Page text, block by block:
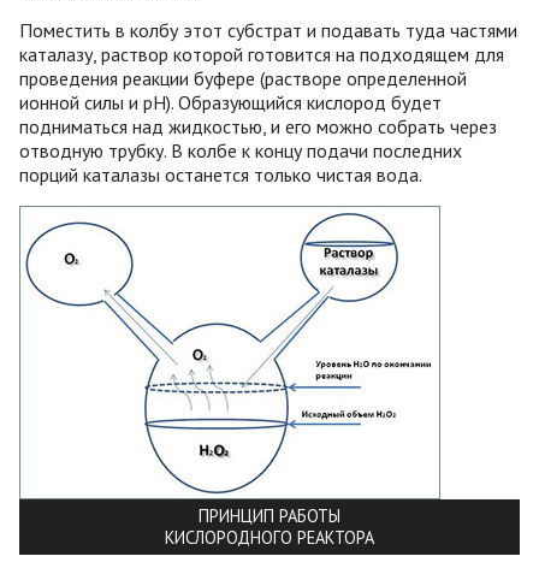
Поместить в колбу этот субстрат и подавать туда частями
каталазу, раствор которой готовится на подходящем для
проведения реакции буфере (растворе определенной
ионной силы и рН). Образующийся кислород будет
подниматься над жидкостью, и его можно собрать через
отводную трубку. В колбе к концу подачи последних
порций каталазы останется только чистая вода.
ПРИНЦИП РАБОТЫ
КИСЛОРОДНОГО РЕАКТОРА